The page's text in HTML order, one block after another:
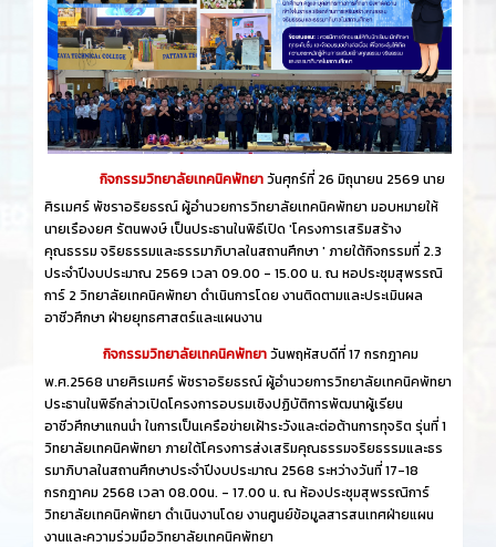
กิจกรรมวิทยาลัยเทคนิคพัทยาวันศุกร์​ที่ 26 ​มิถุนายน​ 2569 นาย
ศิรเมศร์ พัชราอริยธรณ์ ผู้อำนวยการวิทยาลัยเทคนิคพัทยา มอบหมายให้
นายเรืองยศ รัตนพงษ์ เป็นประธานในพิธีเปิด 'โครงการเสริมสร้าง
คุณธรรม จริยธรรมและธรรมาภิบาลในสถานศึกษา ' ภายใต้กิจกรรมที่ 2.3
ประจำปีงบประมาณ 2569 เวลา 09.00 - 15.00 น. ณ หอประชุมสุพรรณิ
การ์ 2 วิทยาลัยเทคนิคพัทยา ดำเนินการโดย งานติดตามและประเมินผล
อาชีวศึกษา ฝ่ายยุทธศาสตร์และแผนงาน
กิจกรรมวิทยาลัยเทคนิคพัทยาวันพฤหัสบดีที่ 17 กรกฎาคม
พ.ศ.2568 นายศิรเมศร์ พัชราอริยธรณ์ ผู้อำนวยการวิทยาลัยเทคนิคพัทยา
ประธานในพิธีกล่าวเปิดโครงการอบรมเชิงปฏิบัติการพัฒนาผู้เรียน
อาชีวศึกษาแกนนำ ในการเป็นเครือข่ายเฝ้าระวังและต่อต้านการทุจริต รุ่นที่ 1
วิทยาลัยเทคนิคพัทยา ภายใต้โครงการส่งเสริมคุณธรรมจริยธรรมและธร
รมาภิบาลในสถานศึกษาประจำปีงบประมาณ 2568 ระหว่างวันที่ 17-18
กรกฎาคม 2568 เวลา 08.00น. - 17.00 น. ณ ห้องประชุมสุพรรณิการ์
วิทยาลัยเทคนิคพัทยา ดำเนินงานโดย งานศูนย์ข้อมูลสารสนเทศฝ่ายแผน
งานและความร่วมมือวิทยาลัยเทคนิคพัทยา